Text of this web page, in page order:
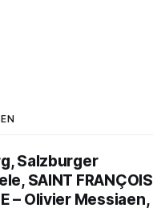
Salzburger
SAINT FRANÇOIS
– Olivier Messiaen,